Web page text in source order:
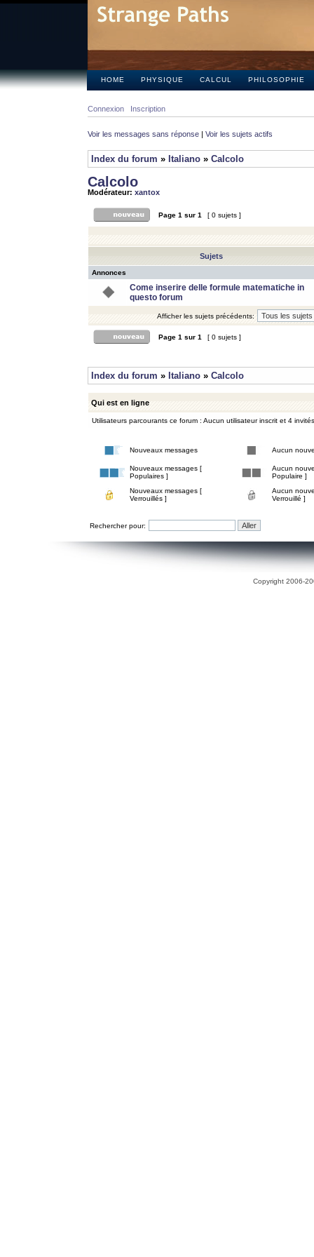
HOME PHYSIQUE CALCUL PHILOSOPHIE
Connexion Inscription
Voir les messages sans réponse | Voir les sujets actifs
Index du forum » Italiano » Calcolo
Calcolo
Modérateur: xantox
Page 1 sur 1 [ 0 sujets ]
Sujets
Annonces
Come inserire delle formule matematiche in
questo forum
Afficher les sujets précédents:
Page 1 sur 1 [ 0 sujets ]
Index du forum » Italiano » Calcolo
Qui est en ligne
Utilisateurs parcourants ce forum : Aucun utilisateur inscrit et 4 invités
Nouveaux messages Aucun
Nouveaux messages [
Populaires ]
Aucun
Populaire ]
Nouveaux messages [
Verrouillés ]
Aucun
Verrouillé ]
Rechercher pour:
Copyright 2006-